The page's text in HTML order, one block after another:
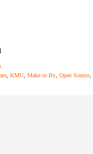
, KMU, Make or By, Open Source,